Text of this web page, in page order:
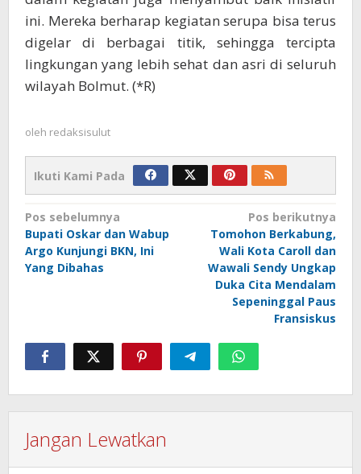
ini. Mereka berharap kegiatan serupa bisa terus
digelar di berbagai titik, sehingga tercipta
lingkungan yang lebih sehat dan asri di seluruh
wilayah Bolmut. (*R)
oleh redaksisulut
Ikuti Kami Pada
Navigasi
pos
Pos sebelumnya
Bupati Oskar dan Wabup
Argo Kunjungi BKN, Ini
Yang Dibahas
Pos berikutnya
Tomohon Berkabung,
Wali Kota Caroll dan
Wawali Sendy Ungkap
Duka Cita Mendalam
Sepeninggal Paus
Fransiskus
Jangan Lewatkan